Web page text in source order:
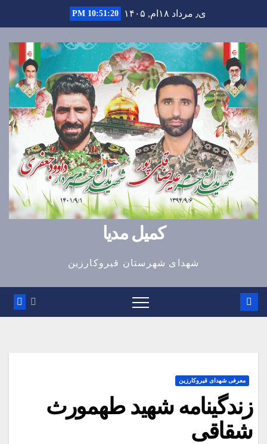
to
content
ی٫ مرداد ۱۸ام, ۱۴۰۵ 10:51:21 PM
کمیل مدیا
شهدای شهرستان قیروکارزین
معرفی شهدای قیروکارزین
زندگینامه شهید طهمورث
شقاقی